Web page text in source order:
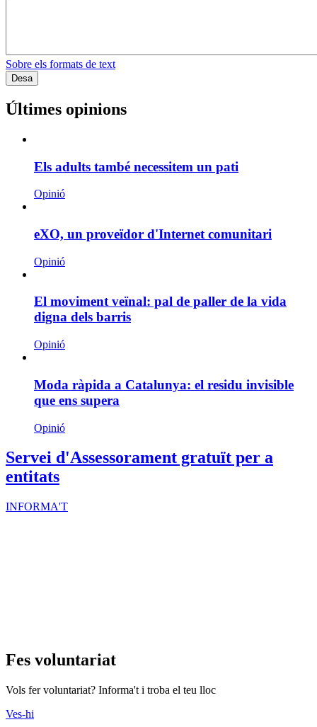
Sobre els formats de text
Últimes opinions
Els adults també necessitem un pati
Opinió
eXO, un proveïdor d'Internet comunitari
Opinió
El moviment veïnal: pal de paller de la vida
digna dels barris
Opinió
Moda ràpida a Catalunya: el residu invisible
que ens supera
Opinió
Servei d'Assessorament gratuït per a
entitats
INFORMA'T
Fes voluntariat
Vols fer voluntariat? Informa't i troba el teu lloc
Ves-hi